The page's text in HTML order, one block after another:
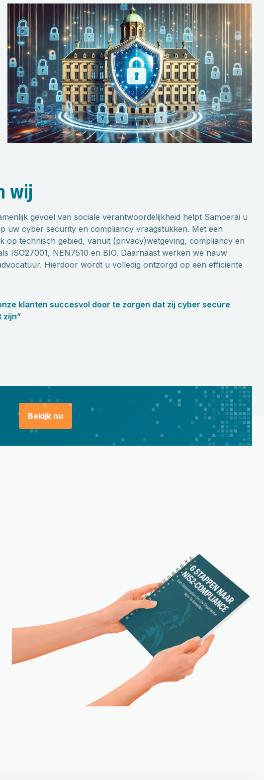
wij
gevoel van sociale verantwoordelijkheid helpt Samoerai u
uw cyber security en compliancy vraagstukken. Met een
op technisch gebied, vanuit (privacy)wetgeving, compliancy en
ISO27001, NEN7510 en BIO. Daarnaast werken we nauw
Hierdoor wordt u volledig ontzorgd op een efficiënte
klanten succesvol door te zorgen dat zij cyber secure
zijn”
Bekijk nu